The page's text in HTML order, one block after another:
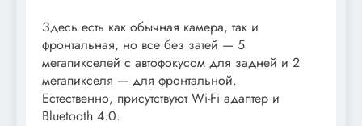
Здесь есть как обычная камера, так и
фронтальная, но все без затей — 5
мегапикселей с автофокусом для задней и 2
мегапикселя — для фронтальной.
Естественно, присутствуют Wi-Fi адаптер и
Bluetooth 4.0.